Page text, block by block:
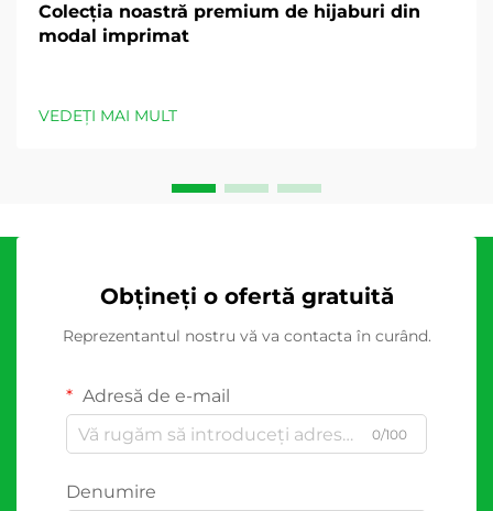
Colecția noastră premium de hijaburi din
modal imprimat
VEDEȚI MAI MULT
Obțineți o ofertă gratuită
Reprezentantul nostru vă va contacta în curând.
Adresă de e-mail
0/100
Denumire